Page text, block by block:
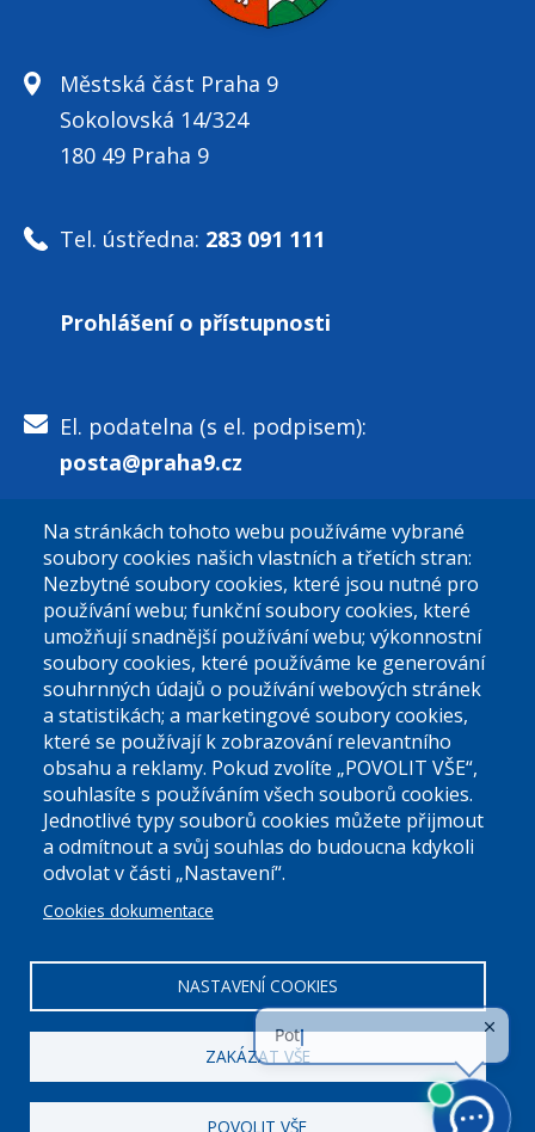
Městská část Praha 9
Sokolovská 14/324
180 49 Praha 9
Tel. ústředna: 283 091 111
Prohlášení o přístupnosti
El. podatelna (s el. podpisem):
posta@praha9.cz
El. podatelna (bez el. podpisu):
podatelna@praha9.cz
Úřední dny:
Po a St: 08.00-12.00; 13.00-18.00
Úřední hodiny
00063894DIČ:CZ00063894
Na stránkách tohoto webu používáme vybrané
soubory cookies našich vlastních a třetích stran:
Nezbytné soubory cookies, které jsou nutné pro
používání webu; funkční soubory cookies, které
umožňují snadnější používání webu; výkonnostní
soubory cookies, které používáme ke generování
souhrnných údajů o používání webových stránek
a statistikách; a marketingové soubory cookies,
které se používají k zobrazování relevantního
obsahu a reklamy. Pokud zvolíte „POVOLIT VŠE“,
souhlasíte s používáním všech souborů cookies.
Jednotlivé typy souborů cookies můžete přijmout
a odmítnout a svůj souhlas do budoucna kdykoli
odvolat v části „Nastavení“.
Cookies dokumentace
NASTAVENÍ COOKIES
ZAKÁZAT VŠE
POVOLIT VŠE